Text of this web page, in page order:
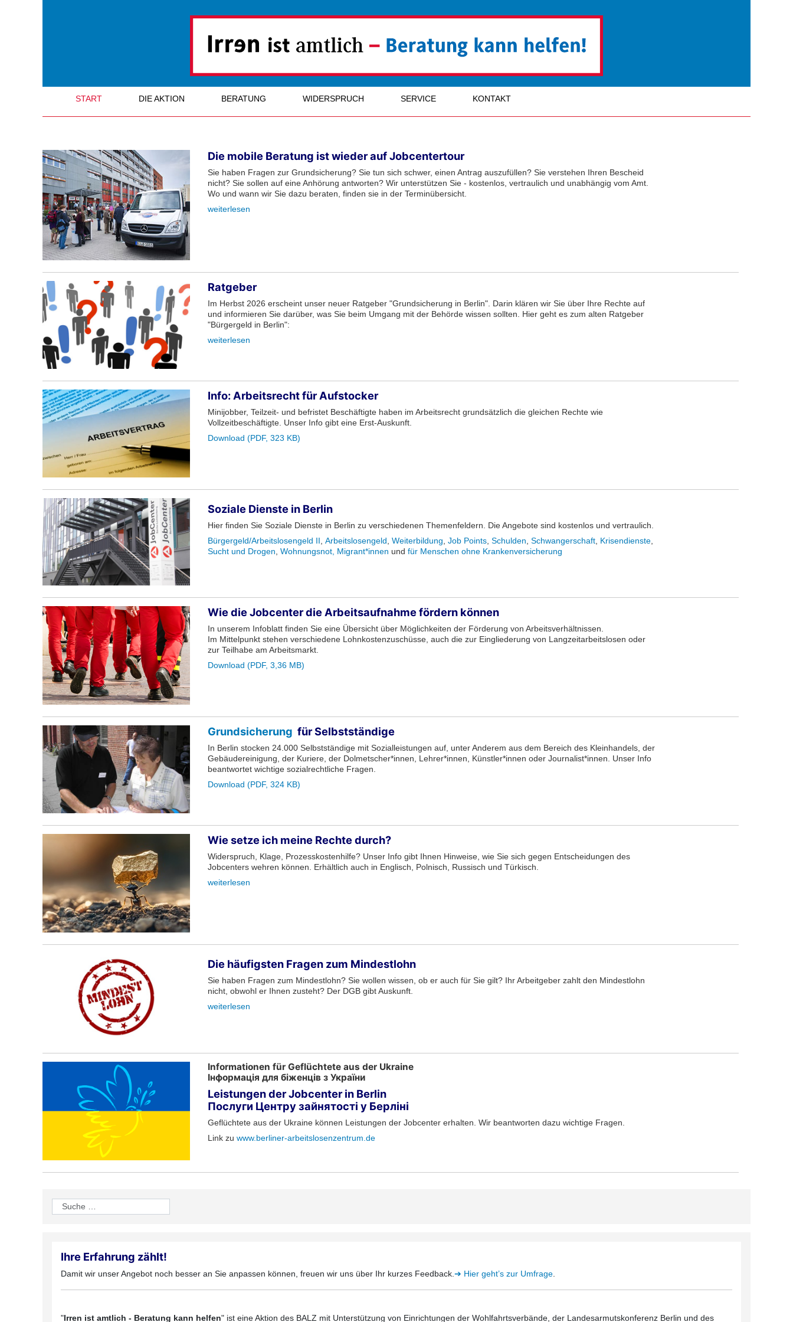
START DIE AKTION BERATUNG WIDERSPRUCH SERVICE KONTAKT
Die mobile Beratung ist wieder auf Jobcentertour
Sie haben Fragen zur Grundsicherung? Sie tun sich schwer, einen Antrag auszufüllen? Sie verstehen Ihren Bescheid
nicht? Sie sollen auf eine Anhörung antworten? Wir unterstützen Sie - kostenlos, vertraulich und unabhängig vom Amt.
Wo und wann wir Sie dazu beraten, finden sie in der Terminübersicht.
weiterlesen
Ratgeber
Im Herbst 2026 erscheint unser neuer Ratgeber "Grundsicherung in Berlin". Darin klären wir Sie über Ihre Rechte auf
und informieren Sie darüber, was Sie beim Umgang mit der Behörde wissen sollten. Hier geht es zum alten Ratgeber
"Bürgergeld in Berlin":
weiterlesen
Info: Arbeitsrecht für Aufstocker
Minijobber, Teilzeit- und befristet Beschäftigte haben im Arbeitsrecht grundsätzlich die gleichen Rechte wie
Vollzeitbeschäftigte. Unser Info gibt eine Erst-Auskunft.
Download (PDF, 323 KB)
Soziale Dienste in Berlin
Hier finden Sie Soziale Dienste in Berlin zu verschiedenen Themenfeldern. Die Angebote sind kostenlos und vertraulich.
Bürgergeld/Arbeitslosengeld II Arbeitslosengeld Weiterbildung Job Points Schulden Schwangerschaft Krisendienste
Sucht und Drogen Wohnungsnot, Migrant*innen und für Menschen ohne Krankenversicherung
Wie die Jobcenter die Arbeitsaufnahme fördern können
In unserem Infoblatt finden Sie eine Übersicht über Möglichkeiten der Förderung von Arbeitsverhältnissen.
Im Mittelpunkt stehen verschiedene Lohnkostenzuschüsse, auch die zur Eingliederung von Langzeitarbeitslosen oder
zur Teilhabe am Arbeitsmarkt.
Download (PDF, 3,36 MB)
Grundsicherung für Selbstständige
In Berlin stocken 24.000 Selbstständige mit Sozialleistungen auf, unter Anderem aus dem Bereich des Kleinhandels, der
Gebäudereinigung, der Kuriere, der Dolmetscher*innen, Lehrer*innen, Künstler*innen oder Journalist*innen. Unser Info
beantwortet wichtige sozialrechtliche Fragen.
Download (PDF, 324 KB)
Wie setze ich meine Rechte durch?
Widerspruch, Klage, Prozesskostenhilfe? Unser Info gibt Ihnen Hinweise, wie Sie sich gegen Entscheidungen des
Jobcenters wehren können. Erhältlich auch in Englisch, Polnisch, Russisch und Türkisch.
weiterlesen
Die häufigsten Fragen zum Mindestlohn
Sie haben Fragen zum Mindestlohn? Sie wollen wissen, ob er auch für Sie gilt? Ihr Arbeitgeber zahlt den Mindestlohn
nicht, obwohl er Ihnen zusteht? Der DGB gibt Auskunft.
weiterlesen
Informationen für Geflüchtete aus der Ukraine
Інформація для біженців з України
Leistungen der Jobcenter in Berlin
Послуги Центру зайнятості у Берліні
Geflüchtete aus der Ukraine können Leistungen der Jobcenter erhalten. Wir beantworten dazu wichtige Fragen.
Link zu www.berliner-arbeitslosenzentrum.de
Suchen
Ihre Erfahrung zählt!
Damit wir unser Angebot noch besser an Sie anpassen können, freuen wir uns über Ihr kurzes Feedback. ➔ Hier geht’s zur Umfrage
"Irren ist amtlich - Beratung kann helfen" ist eine Aktion des BALZ mit Unterstützung von Einrichtungen der Wohlfahrtsverbände, der Landesarmutskonferenz Berlin und des